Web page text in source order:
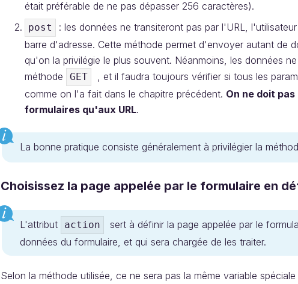
était préférable de ne pas dépasser 256 caractères).
post
: les données ne transiteront pas par l'URL,
barre d'adresse. Cette méthode permet d'envoyer autant de
qu'on la privilégie le plus souvent. Néanmoins, les données
méthode
GET
, et il faudra toujours vérifier si tous les
comme on l'a fait dans le chapitre précédent. On ne doit
formulaires qu'aux URL.
La bonne pratique consiste généralement à privilégier la
Choisissez la page appelée par le formulaire en
L'attribut action
sert à définir la page appelée par le
données du formulaire, et qui sera chargée de les traiter.
Selon la méthode utilisée, ce ne sera pas la même variable